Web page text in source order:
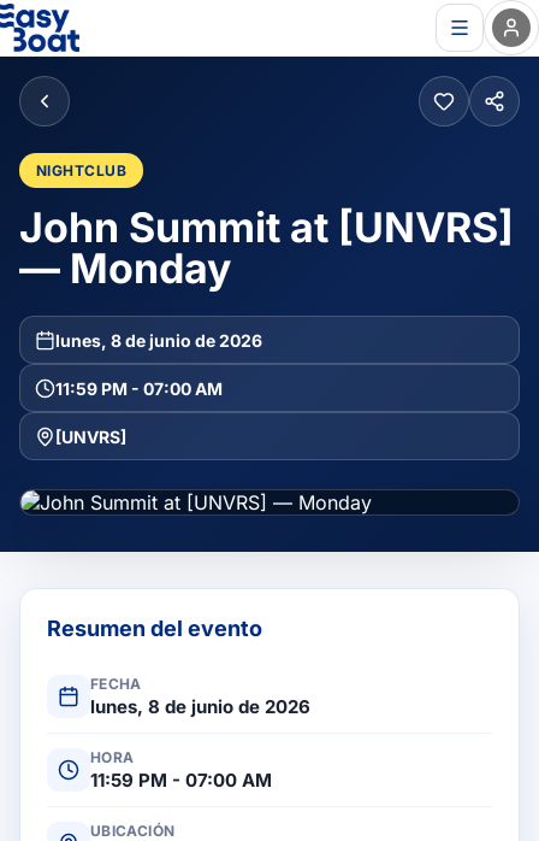
NIGHTCLUB
John Summit at [UNVRS]
— Monday
lunes, 8 de junio de 2026
11:59 PM - 07:00 AM
[UNVRS]
Resumen del evento
FECHA
lunes, 8 de junio de 2026
HORA
11:59 PM - 07:00 AM
UBICACIÓN